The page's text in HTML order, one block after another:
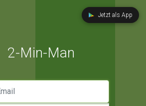
Jetzt als App
2-Min-Man